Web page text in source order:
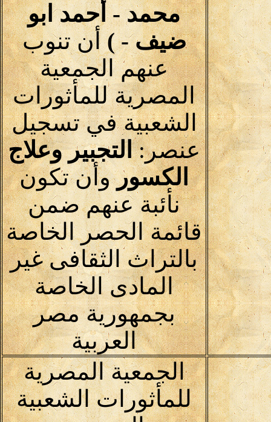
محمد - أحمد ابو
ضيف - )أن تنوب
عنهم الجمعية
المصرية للمأثورات
الشعبية في تسجيل
عنصر:التجبير وعلاج
الكسوروأن تكون
نأئبة عنهم ضمن
قائمة الحصر الخاصة
بالتراث الثقافى غير
المادى الخاصة
بجمهورية مصر
العربية
الجمعية المصرية
للمأثورات الشعبية